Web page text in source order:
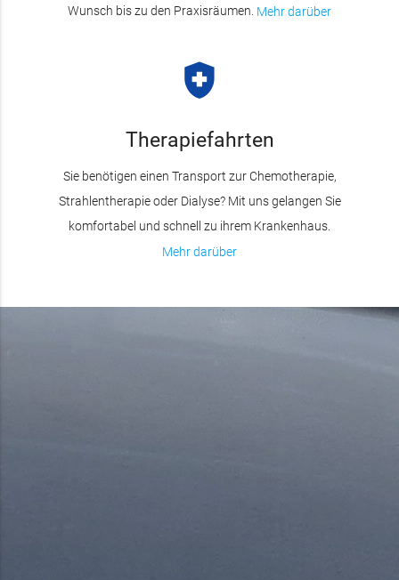
Wunsch bis zu den Praxisräumen. Mehr darüber
health_and_safety
Therapiefahrten
Sie benötigen einen Transport zur Chemotherapie,
Strahlentherapie oder Dialyse? Mit uns gelangen Sie
komfortabel und schnell zu ihrem Krankenhaus.
Mehr darüber